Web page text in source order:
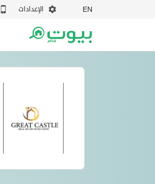
EN الإعدادات